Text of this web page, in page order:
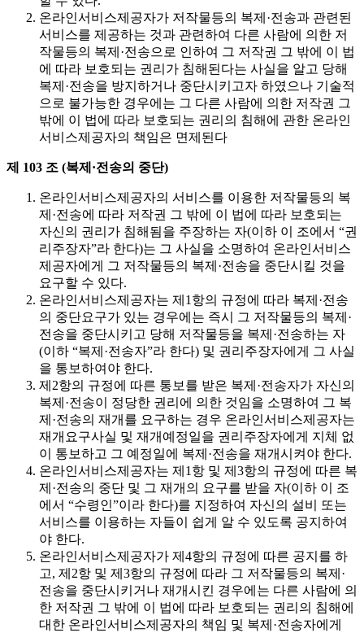
온라인서비스제공자가 저작물등의 복제·전송과 관련된
서비스를 제공하는 것과 관련하여 다른 사람에 의한 저
작물등의 복제·전송으로 인하여 그 저작권 그 밖에 이 법
에 따라 보호되는 권리가 침해된다는 사실을 알고 당해
복제·전송을 방지하거나 중단시키고자 하였으나 기술적
으로 불가능한 경우에는 그 다른 사람에 의한 저작권 그
밖에 이 법에 따라 보호되는 권리의 침해에 관한 온라인
서비스제공자의 책임은 면제된다
제 103 조 (복제·전송의 중단)
온라인서비스제공자의 서비스를 이용한 저작물등의 복
제·전송에 따라 저작권 그 밖에 이 법에 따라 보호되는
자신의 권리가 침해됨을 주장하는 자(이하 이 조에서 “권
리주장자”라 한다)는 그 사실을 소명하여 온라인서비스
제공자에게 그 저작물등의 복제·전송을 중단시킬 것을
요구할 수 있다.
온라인서비스제공자는 제1항의 규정에 따라 복제·전송
의 중단요구가 있는 경우에는 즉시 그 저작물등의 복제·
전송을 중단시키고 당해 저작물등을 복제·전송하는 자
(이하 “복제·전송자”라 한다) 및 권리주장자에게 그 사실
을 통보하여야 한다.
제2항의 규정에 따른 통보를 받은 복제·전송자가 자신의
복제·전송이 정당한 권리에 의한 것임을 소명하여 그 복
제·전송의 재개를 요구하는 경우 온라인서비스제공자는
재개요구사실 및 재개예정일을 권리주장자에게 지체 없
이 통보하고 그 예정일에 복제·전송을 재개시켜야 한다.
온라인서비스제공자는 제1항 및 제3항의 규정에 따른 복
제·전송의 중단 및 그 재개의 요구를 받을 자(이하 이 조
에서 “수령인”이라 한다)를 지정하여 자신의 설비 또는
서비스를 이용하는 자들이 쉽게 알 수 있도록 공지하여
야 한다.
온라인서비스제공자가 제4항의 규정에 따른 공지를 하
고, 제2항 및 제3항의 규정에 따라 그 저작물등의 복제·
전송을 중단시키거나 재개시킨 경우에는 다른 사람에 의
한 저작권 그 밖에 이 법에 따라 보호되는 권리의 침해에
대한 온라인서비스제공자의 책임 및 복제·전송자에게